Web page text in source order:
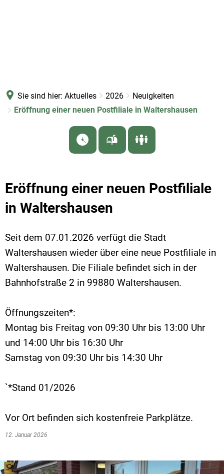
Sie sind hier: Aktuelles 2026
Neuigkeiten
Eröffnung einer neuen Postfiliale in Waltershausen
Eröffnung einer neuen Postfiliale
in Waltershausen
Seit dem 07.01.2026 verfügt die Stadt
Waltershausen wieder über eine neue Postfiliale in
Waltershausen. Die Filiale befindet sich in der
Bahnhofstraße 2 in 99880 Waltershausen.
Öffnungszeiten*:
Montag bis Freitag von 09:30 Uhr bis 13:00 Uhr
und 14:00 Uhr bis 16:30 Uhr
Samstag von 09:30 Uhr bis 14:30 Uhr
`*Stand 01/2026
Vor Ort befinden sich kostenfreie Parkplätze.
12. Januar 2026